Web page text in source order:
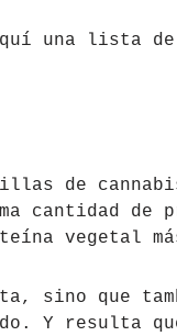
una lista
de
cantidad de
vegetal
sino que
Y resulta